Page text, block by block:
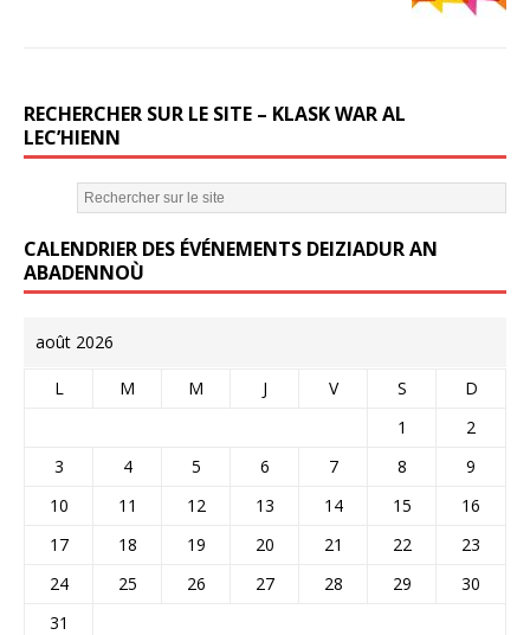
RECHERCHER SUR LE SITE – KLASK WAR AL
LEC’HIENN
CALENDRIER DES ÉVÉNEMENTS DEIZIADUR AN
ABADENNOÙ
août 2026
L M M J V S
D
1
2
3
4 5 6 7 8
9
10
11 12 13 14 15
16
17
18 19 20 21 22
23
24
25 26 27 28 29
30
31